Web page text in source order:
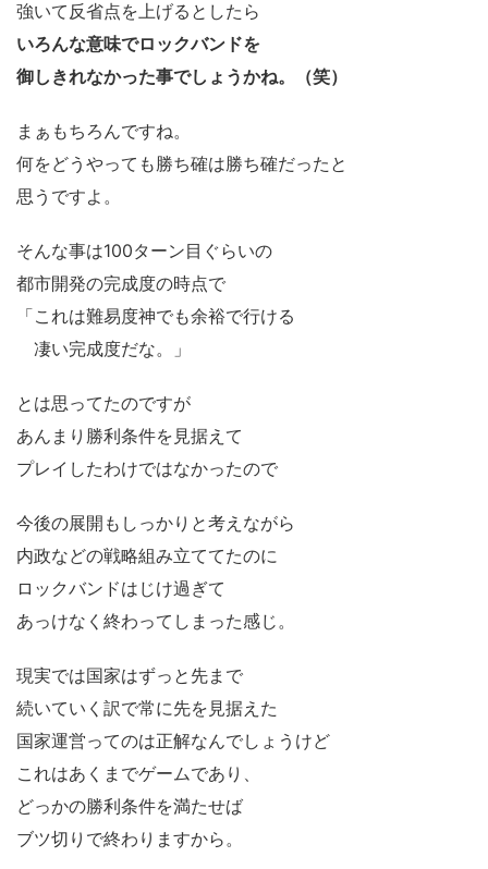
強いて反省点を上げるとしたら
いろんな意味でロックバンドを
御しきれなかった事でしょうかね。（笑）
まぁもちろんですね。
何をどうやっても勝ち確は勝ち確だったと
思うですよ。
そんな事は100ターン目ぐらいの
都市開発の完成度の時点で
「これは難易度神でも余裕で行ける
凄い完成度だな。」
とは思ってたのですが
あんまり勝利条件を見据えて
プレイしたわけではなかったので
今後の展開もしっかりと考えながら
内政などの戦略組み立ててたのに
ロックバンドはじけ過ぎて
あっけなく終わってしまった感じ。
現実では国家はずっと先まで
続いていく訳で常に先を見据えた
国家運営ってのは正解なんでしょうけど
これはあくまでゲームであり、
どっかの勝利条件を満たせば
ブツ切りで終わりますから。